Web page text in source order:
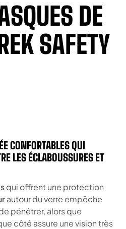
DE
SAFETY
CONFORTABLES QUI
LES ÉCLABOUSSURES ET
qui offrent une protection
autour du verre empêche
pénétrer, alors que
côté assure une vision très